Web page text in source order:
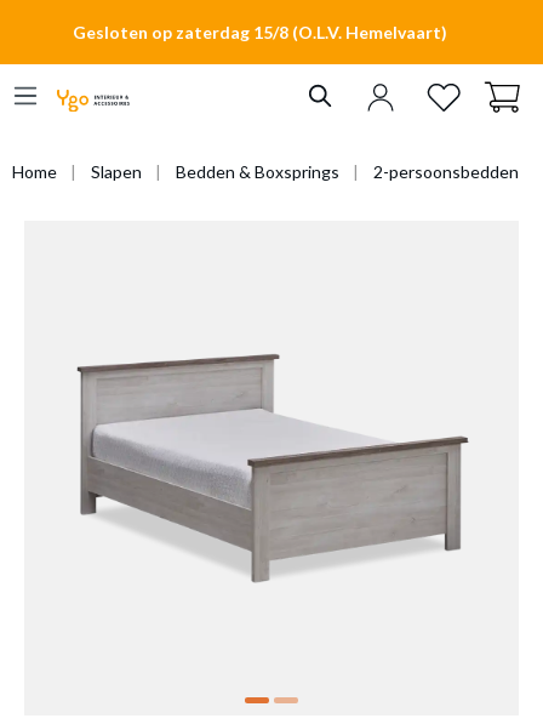
Gesloten op zaterdag 15/8 (O.L.V. Hemelvaart)
Home Slapen Bedden & Boxsprings 2-persoonsbedden